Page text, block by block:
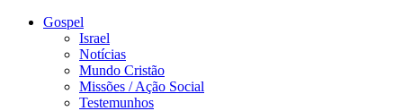
Gospel
Israel
Notícias
Mundo Cristão
Missões / Ação Social
Testemunhos